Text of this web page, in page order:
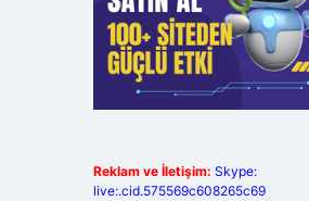
Reklam ve İletişim: Skype:
live:.cid.575569c608265c69